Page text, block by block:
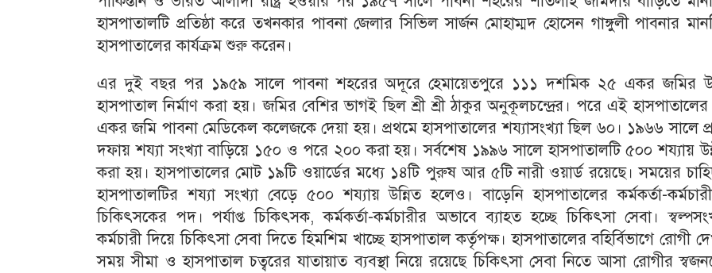
হাসপাতালটি প্রতিষ্ঠা করে তখনকার পাবনা জেলার সিভিল সার্জন মোহাম্মদ হোসেন গাঙ্গুলী পাবনার
হাসপাতালের কার্যক্রম শুরু করেন।
এর দুই বছর পর ১৯৫৯ সালে পাবনা শহরের অদূরে হেমায়েতপুরে ১১১ দশমিক ২৫ একর জমির
হাসপাতাল নির্মাণ করা হয়। জমির বেশির ভাগই ছিল শ্রী শ্রী ঠাকুর অনুকূলচন্দ্রের। পরে এই
একর জমি পাবনা মেডিকেল কলেজকে দেয়া হয়। প্রথমে হাসপাতালের শয্যাসংখ্যা ছিল ৬০। ১৯৬৬ সালে
দফায় শয্যা সংখ্যা বাড়িয়ে ১৫০ ও পরে ২০০ করা হয়। সর্বশেষ ১৯৯৬ সালে হাসপাতালটি ৫০০ শয্যায়
করা হয়। হাসপাতালের মোট ১৯টি ওয়ার্ডের মধ্যে ১৪টি পুরুষ আর ৫টি নারী ওয়ার্ড রয়েছে। সময়ের
হাসপাতালটির শয্যা সংখ্যা বেড়ে ৫০০ শয্যায় উন্নিত হলেও। বাড়েনি হাসপাতালের কর্মকর্তা-
চিকিৎসকের পদ। পর্যাপ্ত চিকিৎসক, কর্মকর্তা-কর্মচারীর অভাবে ব্যাহত হচ্ছে চিকিৎসা সেবা।
কর্মচারী দিয়ে চিকিৎসা সেবা দিতে হিমশিম খাচ্ছে হাসপাতাল কর্তৃপক্ষ। হাসপাতালের বহির্বিভাগে রোগী
সময় সীমা ও হাসপাতাল চত্বরের যাতায়াত ব্যবস্থা নিয়ে রয়েছে চিকিৎসা সেবা নিতে আসা রোগীর